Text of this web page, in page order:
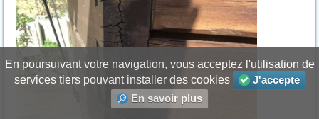
En poursuivant votre navigation, vous acceptez l'utilisation de
services tiers pouvant installer des cookies
J'accepte
En savoir plus